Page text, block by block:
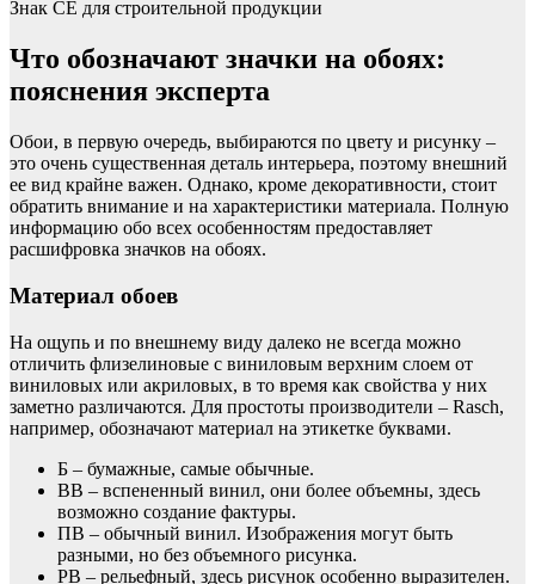
Знак CE для строительной продукции
Что обозначают значки на обоях:
пояснения эксперта
Обои, в первую очередь, выбираются по цвету и рисунку –
это очень существенная деталь интерьера, поэтому внешний
ее вид крайне важен. Однако, кроме декоративности, стоит
обратить внимание и на характеристики материала. Полную
информацию обо всех особенностям предоставляет
расшифровка значков на обоях.
Материал обоев
На ощупь и по внешнему виду далеко не всегда можно
отличить флизелиновые с виниловым верхним слоем от
виниловых или акриловых, в то время как свойства у них
заметно различаются. Для простоты производители – Rasch,
например, обозначают материал на этикетке буквами.
Б – бумажные, самые обычные.
ВВ – вспененный винил, они более объемны, здесь
возможно создание фактуры.
ПВ – обычный винил. Изображения могут быть
разными, но без объемного рисунка.
РВ – рельефный, здесь рисунок особенно выразителен.